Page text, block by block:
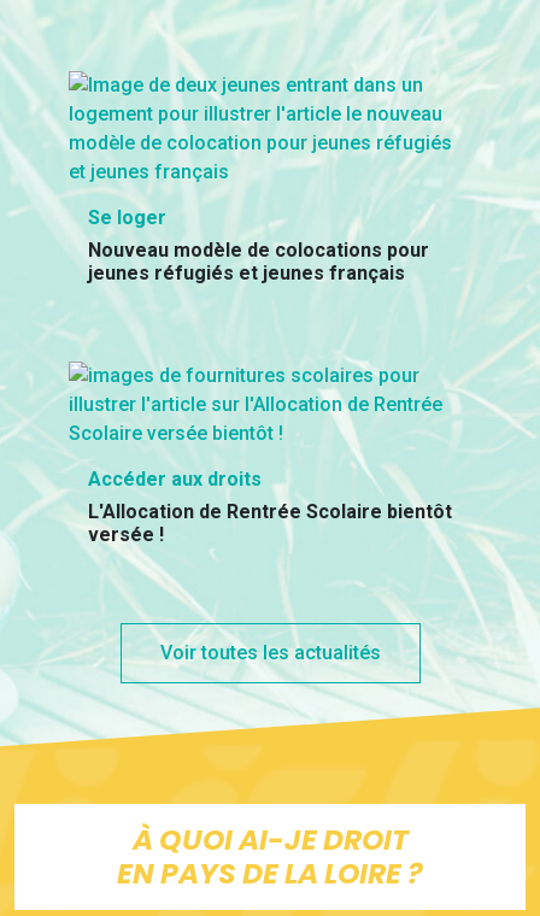
Se loger
Nouveau modèle de colocations pour
jeunes réfugiés et jeunes français
Accéder aux droits
L'Allocation de Rentrée Scolaire bientôt
versée !
Voir toutes les actualités
À QUOI AI-JE DROIT
EN PAYS DE LA LOIRE ?